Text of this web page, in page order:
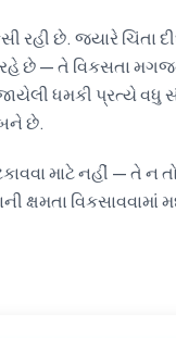
છે. જ્યારે ચિંતા
છે — તે વિકસતા
ધમકી પ્રત્યે વધુ
બને છે.
માટે નહીં — તે ન
વિકસાવવામાં